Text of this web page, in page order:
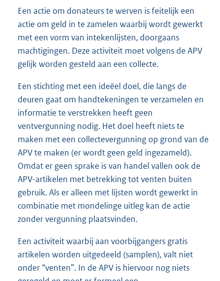
Een actie om donateurs te werven is feitelijk een
actie om geld in te zamelen waarbij wordt gewerkt
met een vorm van intekenlijsten, doorgaans
machtigingen. Deze activiteit moet volgens de APV
gelijk worden gesteld aan een collecte.
Een stichting met een ideëel doel, die langs de
deuren gaat om handtekeningen te verzamelen en
informatie te verstrekken heeft geen
ventvergunning nodig. Het doel heeft niets te
maken met een collectevergunning op grond van de
APV te maken (er wordt geen geld ingezameld).
Omdat er geen sprake is van handel vallen ook de
APV-artikelen met betrekking tot venten buiten
gebruik. Als er alleen met lijsten wordt gewerkt in
combinatie met mondelinge uitleg kan de actie
zonder vergunning plaatsvinden.
Een activiteit waarbij aan voorbijgangers gratis
artikelen worden uitgedeeld (samplen), valt niet
onder “venten”. In de APV is hiervoor nog niets